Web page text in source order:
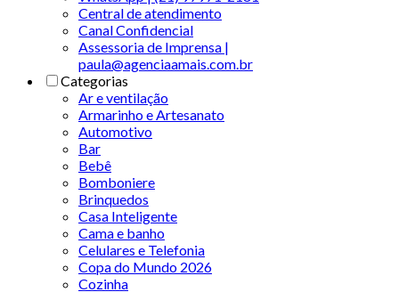
Central de atendimento
Canal Confidencial
Assessoria de Imprensa |
paula@agenciaamais.com.br
Categorias
Ar e ventilação
Armarinho e Artesanato
Automotivo
Bar
Bebê
Bomboniere
Brinquedos
Casa Inteligente
Cama e banho
Celulares e Telefonia
Copa do Mundo 2026
Cozinha